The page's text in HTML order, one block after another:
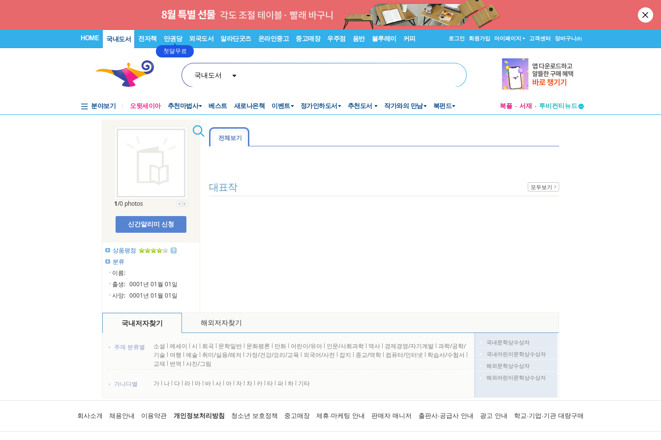
HOME 국내도서 전자책 만권당
첫달무료
외국도서 알라딘굿즈 온라인중고 중고매장 우주점 음반 블루레이 커피 로그인 회원가입 마이페이지 고객센터 장바구니(0)
국내도서
분야보기 오뒷세이아 추천마법사 베스트 새로나온책 이벤트 정가인하도서 추천도서 작가와의 만남 북펀드 북플 서재
투비컨티뉴드
1/0 photos
신간알리미 신청
상품평점
분류
이름:
출생: 0001년 01월 01일
사망: 0001년 01월 01일
전체보기
대표작 모두보기
국내저자찾기 해외저자찾기
주제 분류별 소설 l 에세이 l 시 l 희곡 l 문학일반 l 문화평론 l 만화 l 어린이/유아 l 인문/사회과학 l 역사 l 경제경영/자기계발 l 과학/공학/
기술 l 여행 l 예술 l 취미/실용/레저 l 가정/건강/요리/교육 l 외국어/사전 l 잡지 l 종교/역학 l 컴퓨터/인터넷 l 학습서/수험서 l
교재 l 번역 l 사진/그림
가나다별 가 l 나 l 다 l 라 l 마 l 바 l 사 l 아 l 자 l 차 l 카 l 타 l 파 l 하 l 기타
국내문학상수상자
국내어린이문학상수상자
해외문학상수상자
해외어린이문학상수상자
회사소개 채용안내 이용약관 개인정보처리방침 청소년 보호정책 중고매장 제휴·마케팅 안내 판매자 매니저 출판사·공급사 안내 광고 안내 학교·기업·기관 대량구매